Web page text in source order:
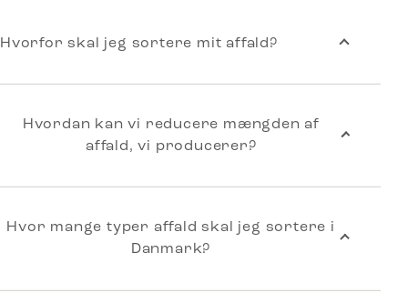
Hvorfor skal jeg sortere mit affald?
Hvordan kan vi reducere mængden af
affald, vi producerer?
Hvor mange typer affald skal jeg sortere i
Danmark?